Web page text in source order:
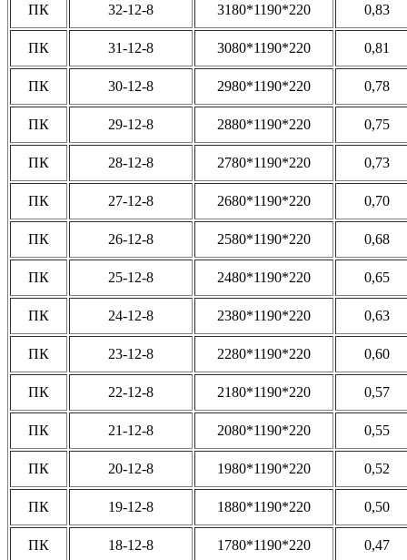
ПК 32-12-8 3180*1190*220 0,83
ПК 31-12-8 3080*1190*220 0,81
ПК 30-12-8 2980*1190*220 0,78
ПК 29-12-8 2880*1190*220 0,75
ПК 28-12-8 2780*1190*220 0,73
ПК 27-12-8 2680*1190*220 0,70
ПК 26-12-8 2580*1190*220 0,68
ПК 25-12-8 2480*1190*220 0,65
ПК 24-12-8 2380*1190*220 0,63
ПК 23-12-8 2280*1190*220 0,60
ПК 22-12-8 2180*1190*220 0,57
ПК 21-12-8 2080*1190*220 0,55
ПК 20-12-8 1980*1190*220 0,52
ПК 19-12-8 1880*1190*220 0,50
ПК 18-12-8 1780*1190*220 0,47